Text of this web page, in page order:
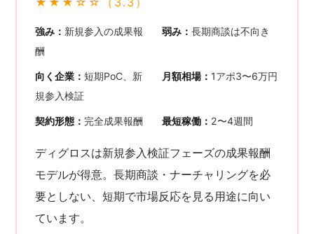
強み： 新規参入の成果報
酬
弱み： 長期商談は不向き
向く企業：短期PoC、新
規参入検証
月額相場： 1アポ3〜6万円
契約形態： 完全成果報酬 最短稼働： 2〜4週間
ディグロスは新規参入検証フェーズの成果報酬
モデルが得意。長期商談・ナーチャリングを必
要としない、短期で市場反応を見る用途に向い
ています。